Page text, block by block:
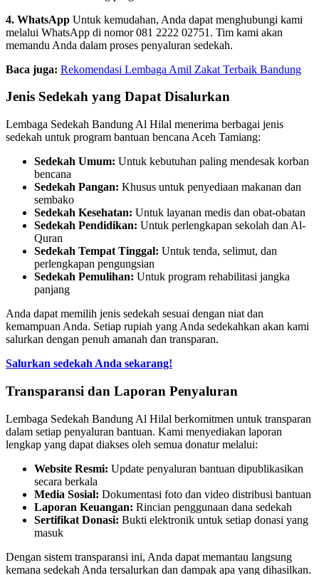
4. WhatsApp Untuk kemudahan, Anda dapat menghubungi kami
melalui WhatsApp di nomor 081 2222 02751. Tim kami akan
memandu Anda dalam proses penyaluran sedekah.
Baca juga: Rekomendasi Lembaga Amil Zakat Terbaik Bandung
Jenis Sedekah yang Dapat Disalurkan
Lembaga Sedekah Bandung Al Hilal menerima berbagai jenis
sedekah untuk program bantuan bencana Aceh Tamiang:
Sedekah Umum: Untuk kebutuhan paling mendesak korban
bencana
Sedekah Pangan: Khusus untuk penyediaan makanan dan
sembako
Sedekah Kesehatan: Untuk layanan medis dan obat-obatan
Sedekah Pendidikan: Untuk perlengkapan sekolah dan Al-
Quran
Sedekah Tempat Tinggal: Untuk tenda, selimut, dan
perlengkapan pengungsian
Sedekah Pemulihan: Untuk program rehabilitasi jangka
panjang
Anda dapat memilih jenis sedekah sesuai dengan niat dan
kemampuan Anda. Setiap rupiah yang Anda sedekahkan akan kami
salurkan dengan penuh amanah dan transparan.
Salurkan sedekah Anda sekarang!
Transparansi dan Laporan Penyaluran
Lembaga Sedekah Bandung Al Hilal berkomitmen untuk transparan
dalam setiap penyaluran bantuan. Kami menyediakan laporan
lengkap yang dapat diakses oleh semua donatur melalui:
Website Resmi: Update penyaluran bantuan dipublikasikan
secara berkala
Media Sosial: Dokumentasi foto dan video distribusi bantuan
Laporan Keuangan: Rincian penggunaan dana sedekah
Sertifikat Donasi: Bukti elektronik untuk setiap donasi yang
masuk
Dengan sistem transparansi ini, Anda dapat memantau langsung
kemana sedekah Anda tersalurkan dan dampak apa yang dihasilkan.